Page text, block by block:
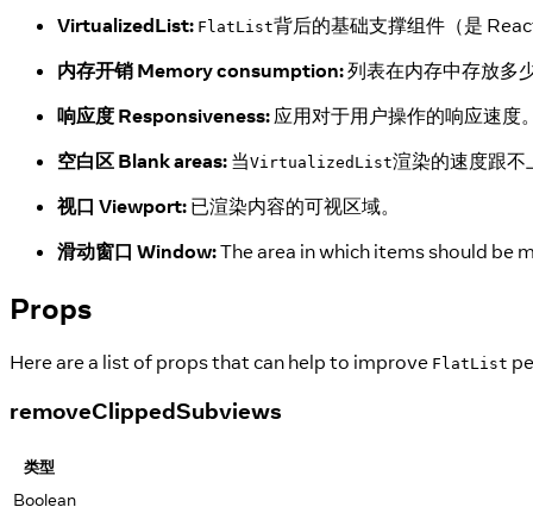
VirtualizedList: FlatList背后的基础支撑组件（是
内存开销 Memory consumption:列表在内存中存放多
响应度 Responsiveness: 应用对于用户操作的响应速度
空白区 Blank areas: 当VirtualizedList渲染的速度跟不
视口 Viewport: 已渲染内容的可视区域。
滑动窗口 Window:The area in which items should be
Props
Here are a list of props that can help to improve FlatList
removeClippedSubviews
类型
Boolean